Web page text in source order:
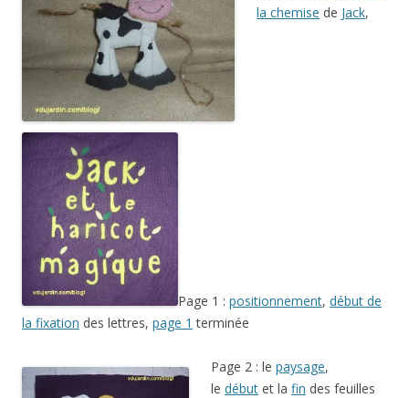
la chemise de Jack,
Page 1 : positionnement, début de
la fixation des lettres, page 1 terminée
Page 2 : le paysage,
le début et la fin des feuilles